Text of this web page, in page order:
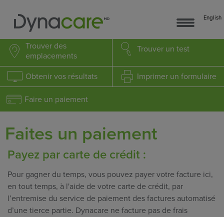
English
Trouver des
emplacements
Trouver un test
Obtenir vos résultats Imprimer un formulaire
Faire un paiement
Faites un paiement
Payez par carte de crédit :
Pour gagner du temps, vous pouvez payer votre facture ici,
en tout temps, à l'aide de votre carte de crédit, par
l’entremise du service de paiement des factures automatisé
d’une tierce partie. Dynacare ne facture pas de frais